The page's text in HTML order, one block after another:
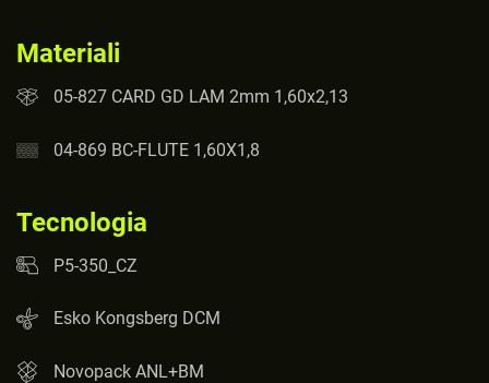
Materiali
05-827 CARD GD LAM 2mm 1,60x2,13
04-869 BC-FLUTE 1,60X1,8
Tecnologia
P5-350_CZ
Esko Kongsberg DCM
Novopack ANL+BM